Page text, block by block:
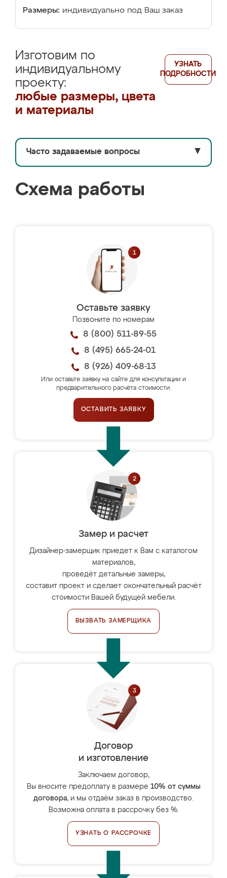
Размеры: индивидуально под Ваш заказ
Изготовим по
индивидуальному
проекту:
любые размеры, цвета
и материалы
УЗНАТЬ
ПОДРОБНОСТИ
Часто задаваемые вопросы ▼
Схема работы
Оставьте заявку
Позвоните по номерам
8 (800) 511-89-55
8 (495) 665-24-01
8 (926) 409-68-13
Или оставьте заявку на сайте для консультации и
предварительного расчёта стоимости.
ОСТАВИТЬ ЗАЯВКУ
Замер и расчет
Дизайнер-замерщик приедет к Вам с каталогом
материалов,
проведёт детальные замеры,
составит проект и сделает окончательный расчёт
стоимости Вашей будущей мебели.
ВЫЗВАТЬ ЗАМЕРЩИКА
Договор
и изготовление
Заключаем договор,
Вы вносите предоплату в размере 10% от суммы
договора, и мы отдаём заказ в производство.
Возможна оплата в рассрочку без %.
УЗНАТЬ О РАССРОЧКЕ